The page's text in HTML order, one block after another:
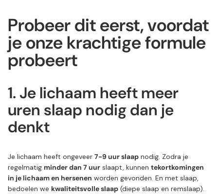
Probeer dit eerst, voordat
je onze krachtige formule
probeert
1. Je lichaam heeft meer
uren slaap nodig dan je
denkt
Je lichaam heeft ongeveer 7-9 uur slaap nodig. Zodra je
regelmatig minder dan 7 uur slaapt, kunnen tekortkomingen
in je lichaam en hersenen worden gevonden. En met slaap,
bedoelen we kwaliteitsvolle slaap (diepe slaap en remslaap).